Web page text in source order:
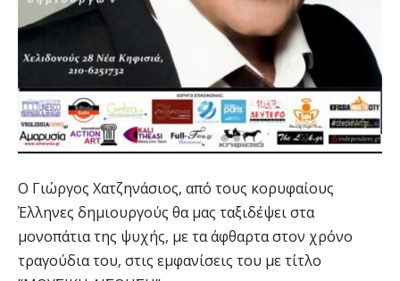
Ο Γιώργος Χατζηνάσιος, από τους κορυφαίους
Έλληνες δημιουργούς θα μας ταξιδέψει στα
μονοπάτια της ψυχής, με τα άφθαρτα στον χρόνο
τραγούδια του, στις εμφανίσεις του με τίτλο